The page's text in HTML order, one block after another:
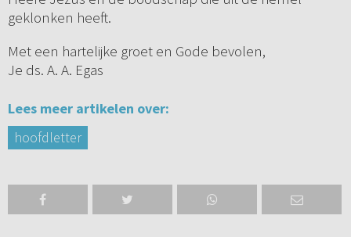
geklonken heeft.
Met een hartelijke groet en Gode bevolen,
Je ds. A. A. Egas
Lees meer artikelen over:
hoofdletter